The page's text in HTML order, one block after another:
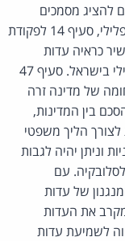
להציג מסמכים
לעדים מבלי שיהיו תלויים באחרים. בהקשר הפלילי, סעיף 14 לפקודת
כראיה עדות
שנגבתה מחוץ לתחומי ישראל לצורך הליך פלילי בישראל. סעיף 47
של מדינה זרה
בין המדינות,
הליך משפטי
חיוניות וניתן יהיה לגבות
עם
של עדות
מקרב את העדות
לשמיעת עדות